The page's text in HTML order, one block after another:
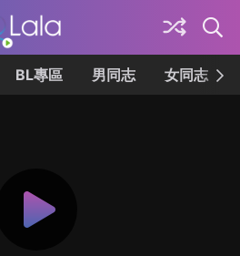
BL專區 男同志 女同志